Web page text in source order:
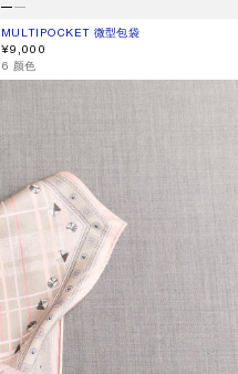
MULTIPOCKET 微型包袋
当前颜色： 红色
價格：¥9,000。
¥9,000
,6 颜色